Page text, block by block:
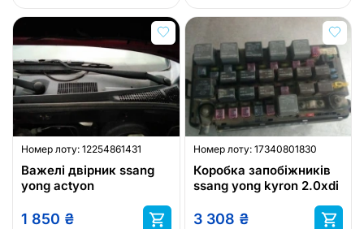
Номер лоту: 12254861431
Важелі двірник ssang
yong actyon
1 850 ₴
Номер лоту: 17340801830
Коробка запобіжників
ssang yong kyron 2.0xdi
3 308 ₴